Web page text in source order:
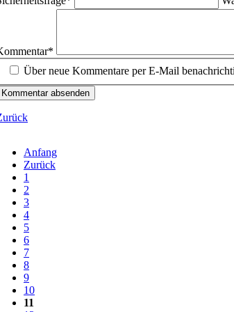
*
Über neue Kommentare per E-Mail
Kommentar absenden
Anfang
Zurück
1
2
3
4
5
6
7
8
9
10
11